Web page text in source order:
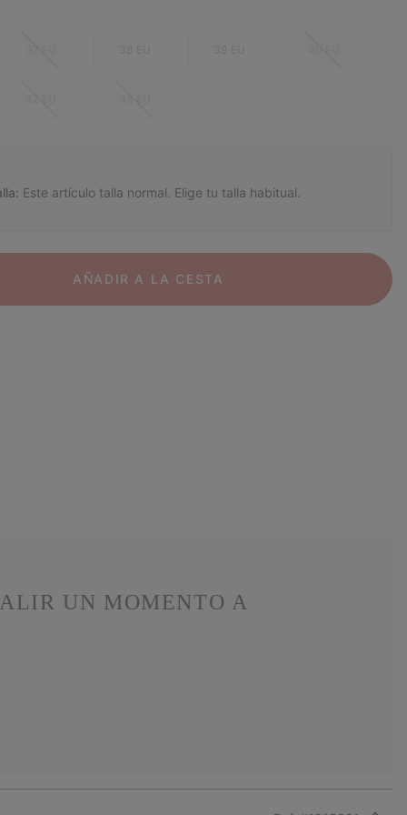
Este artículo talla normal. Elige tu talla habitual.
AÑADIR A LA CESTA
UN MOMENTO A